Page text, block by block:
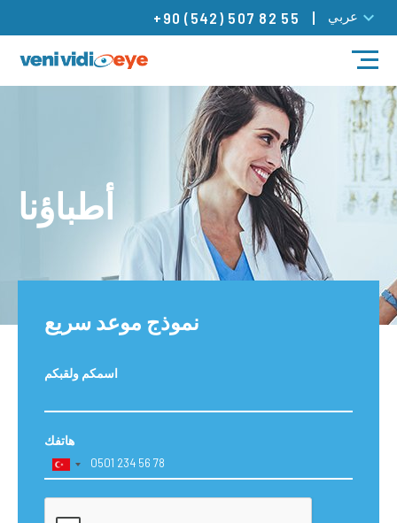
+90 (542) 507 82 55 عربي
مدونة
العلاجات
أطباؤنا
تواصل
أطباؤنا
نموذج موعد سريع
اسمكم ولقبكم
هاتفك